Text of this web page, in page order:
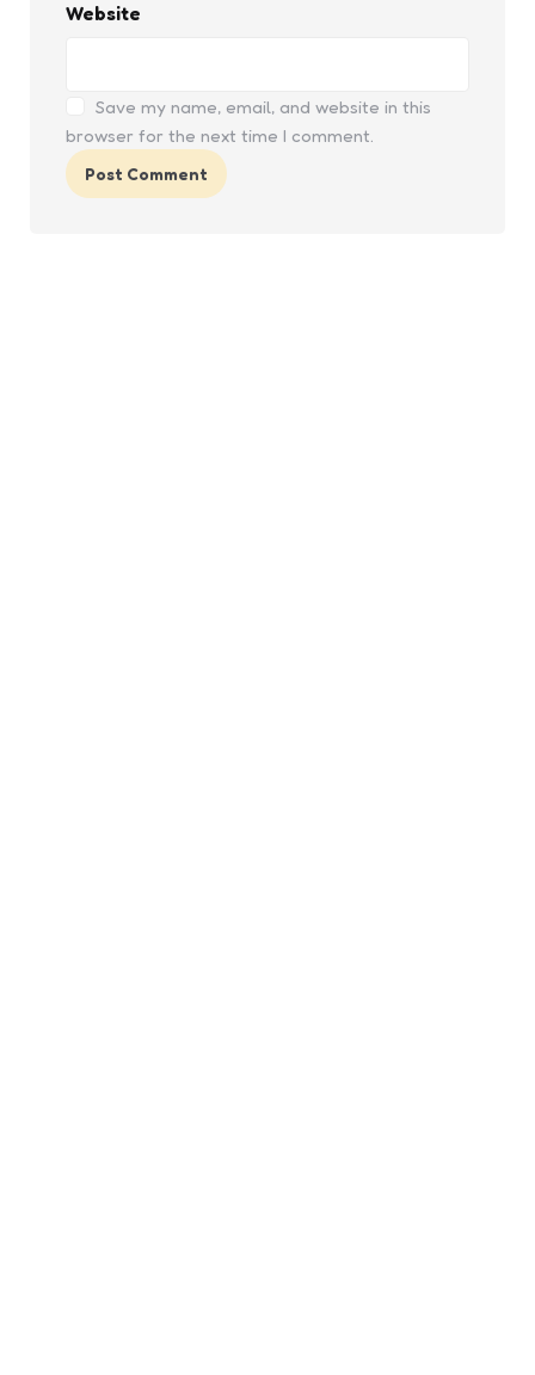
Website
Save my name, email, and website in this
browser for the next time I comment.